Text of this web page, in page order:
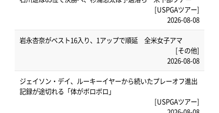
[USPGAツアー]
2026-08-08
岩永杏奈がベスト16入り、1アップで順延 全米女子アマ
[その他]
2026-08-08
ジェイソン・デイ、ルーキーイヤーから続いたプレーオフ進出
記録が途切れる「体がボロボロ」
[USPGAツアー]